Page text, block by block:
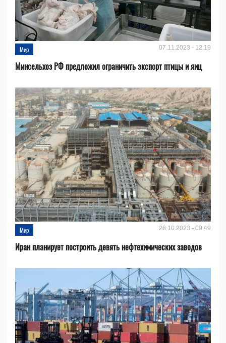
Мир 07.11.2023 - 12:19
Минсельхоз РФ предложил ограничить экспорт птицы и яиц
Мир 28.10.2023 - 09:49
Иран планирует построить девять нефтехимических заводов